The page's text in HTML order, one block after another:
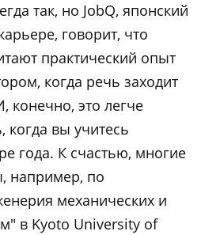
так, но JobQ, японский
говорит, что
практический опыт
когда речь заходит
конечно, это легче
когда вы учитесь
года. К счастью, многие
например, по
механических и
в Kyoto University of